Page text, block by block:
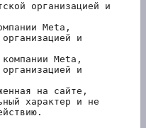
организацией и
Meta,
и
Meta,
и
на сайте,
характер и не